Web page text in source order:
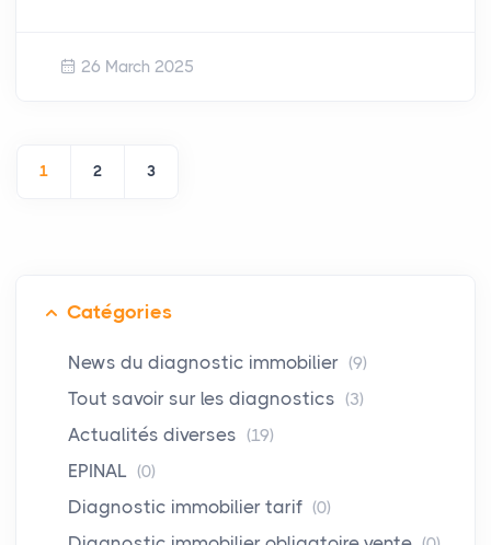
26 March 2025
1 2 3
Catégories
News du diagnostic immobilier (9)
Tout savoir sur les diagnostics (3)
Actualités diverses (19)
EPINAL (0)
Diagnostic immobilier tarif (0)